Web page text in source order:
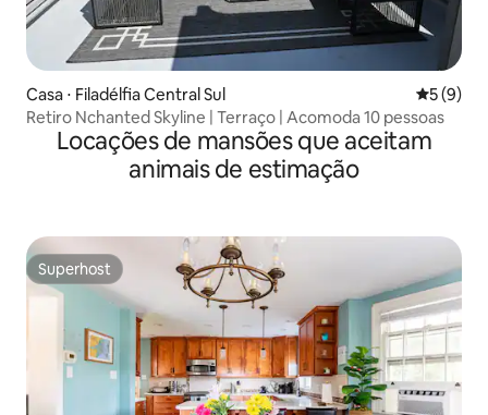
Casa ⋅ Filadélfia Central Sul 5 de
5 (9)
Retiro Nchanted Skyline | Terraço | Acomoda 10 pessoas
Locações de mansões que aceitam
animais de estimação
Superhost
Superhost